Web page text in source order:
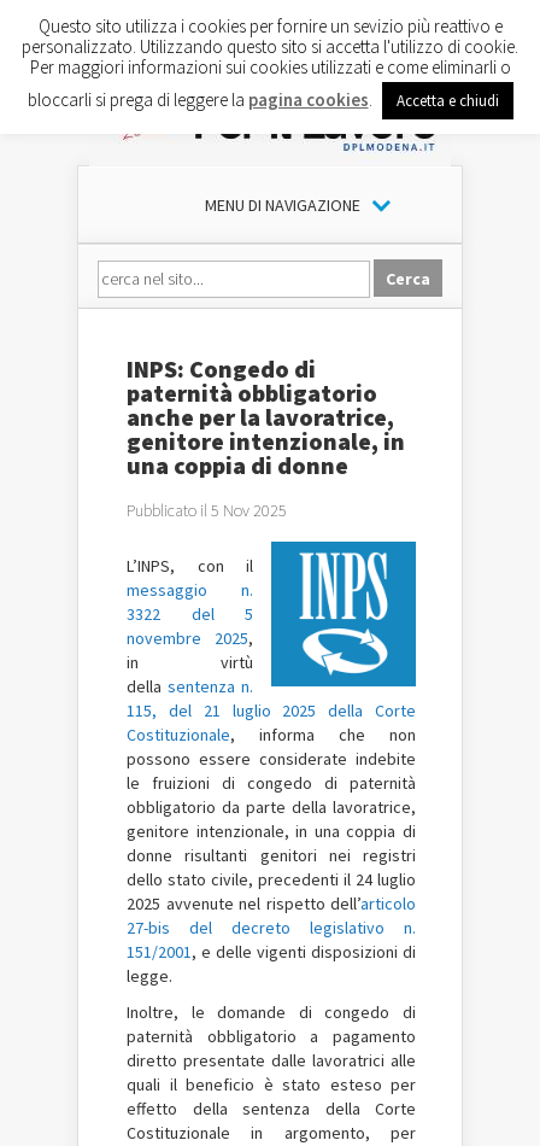
MENU DI NAVIGAZIONE
INPS: Congedo di
paternità obbligatorio
anche per la lavoratrice,
genitore intenzionale, in
una coppia di donne
Pubblicato il 5 Nov 2025
L’INPS, con il
messaggio n.
3322 del 5
novembre 2025,
in virtù
della sentenza n.
115, del 21 luglio 2025 della Corte
Costituzionale, informa che non
possono essere considerate indebite
le fruizioni di congedo di paternità
obbligatorio da parte della lavoratrice,
genitore intenzionale, in una coppia di
donne risultanti genitori nei registri
dello stato civile, precedenti il 24 luglio
2025 avvenute nel rispetto dell’articolo
27-bis del decreto legislativo n.
151/2001, e delle vigenti disposizioni di
legge.
Inoltre, le domande di congedo di
paternità obbligatorio a pagamento
diretto presentate dalle lavoratrici alle
quali il beneficio è stato esteso per
effetto della sentenza della Corte
Costituzionale in argomento, per
Questo sito utilizza i cookies per fornire un sevizio più reattivo e
personalizzato. Utilizzando questo sito si accetta l'utilizzo di cookie.
Per maggiori informazioni sui cookies utilizzati e come eliminarli o
bloccarli si prega di leggere la pagina cookies Accetta e chiudi